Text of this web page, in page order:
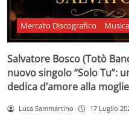
Mercato Discografico Musica
Salvatore Bosco (Totò
nuovo singolo “Solo Tu”:
dedica d’amore alla
Luca Sammartino 17 Luglio